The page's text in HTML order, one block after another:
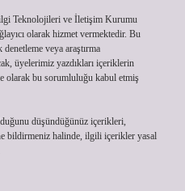
Teknolojileri ve İletişim Kurumu
olarak hizmet vermektedir. Bu
veya araştırma
üyelerimiz yazdıkları içeriklerin
olarak bu sorumluluğu kabul etmiş
düşündüğünüz içerikleri,
bildirmeniz halinde, ilgili içerikler yasal